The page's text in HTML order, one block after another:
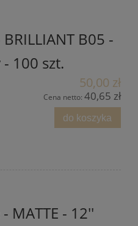
B05 -
100 szt.
50,00 zł
Cena netto: 40,65 zł
do koszyka
MATTE - 12''